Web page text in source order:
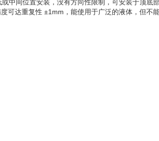
中间位置安装，没有方向性限制，可安装于顶底
可达重复性 ±1mm ，能使用于广泛的液体，但不